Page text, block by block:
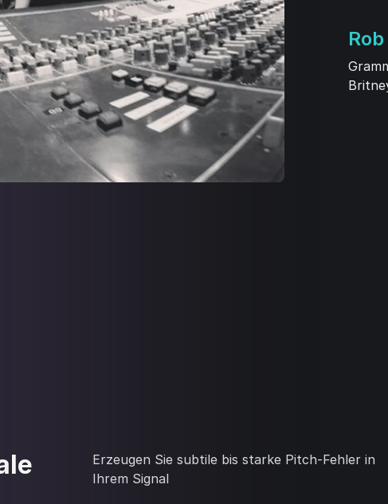
Erzeugen Sie subtile bis starke Pitch-Fehler in
Ihrem Signal